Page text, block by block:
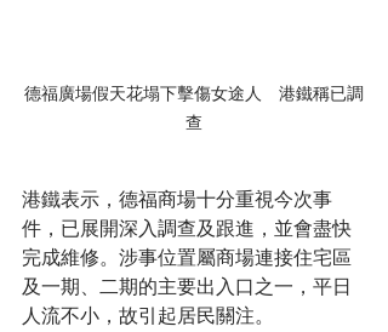
德福廣場假天花塌下擊傷女途人　港鐵稱已調
查
港鐵表示，德福商場十分重視今次事
件，已展開深入調查及跟進，並會盡快
完成維修。涉事位置屬商場連接住宅區
及一期、二期的主要出入口之一，平日
人流不小，故引起居民關注。